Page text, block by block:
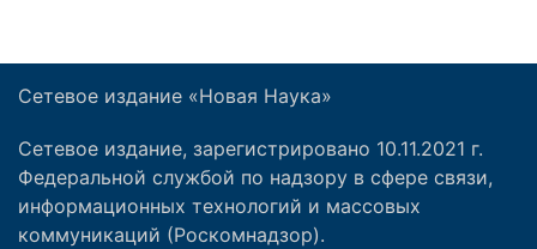
Сетевое издание «Новая Наука»
Сетевое издание, зарегистрировано 10.11.2021 г.
Федеральной службой по надзору в сфере связи,
информационных технологий и массовых
коммуникаций (Роскомнадзор).